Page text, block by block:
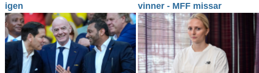
igen
vinner - MFF missar